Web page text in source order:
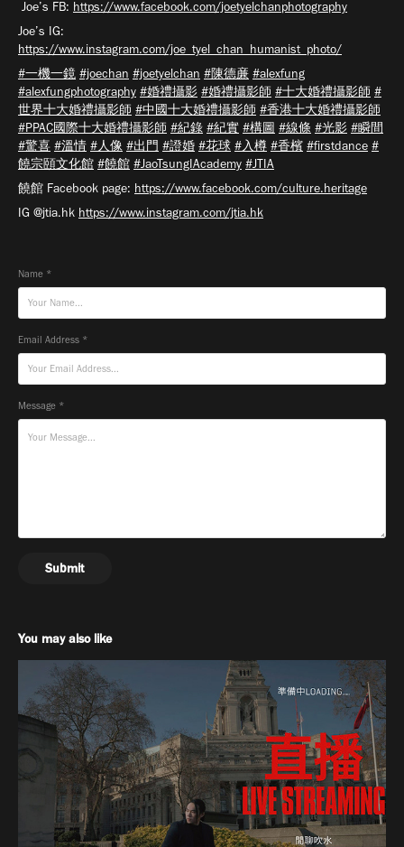
Joe’s FB: https://www.facebook.com/joetyelchanphotography
Joe’s IG:
https://www.instagram.com/joe_tyel_chan_humanist_photo/
#一機一鏡 #joechan #joetyelchan #陳德亷 #alexfung
#alexfungphotography #婚禮攝影 #婚禮攝影師 #十大婚禮攝影師 #
世界十大婚禮攝影師 #中國十大婚禮攝影師 #香港十大婚禮攝影師
#PPAC國際十大婚禮攝影師 #紀錄 #紀實 #構圖 #線條 #光影 #瞬間
#驚喜 #溫情 #人像 #出門 #證婚 #花球 #入樽 #香檳 #firstdance #
饒宗頤文化館 #饒館 #JaoTsungIAcademy #JTIA
饒館 Facebook page: https://www.facebook.com/culture.heritage
IG @jtia.hk https://www.instagram.com/jtia.hk
Name *
Email Address *
Message *
Submit
You may also like